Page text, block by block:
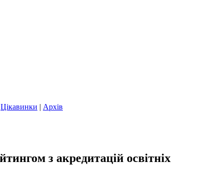
Цікавинки | Архів
з акредитацій освітніх